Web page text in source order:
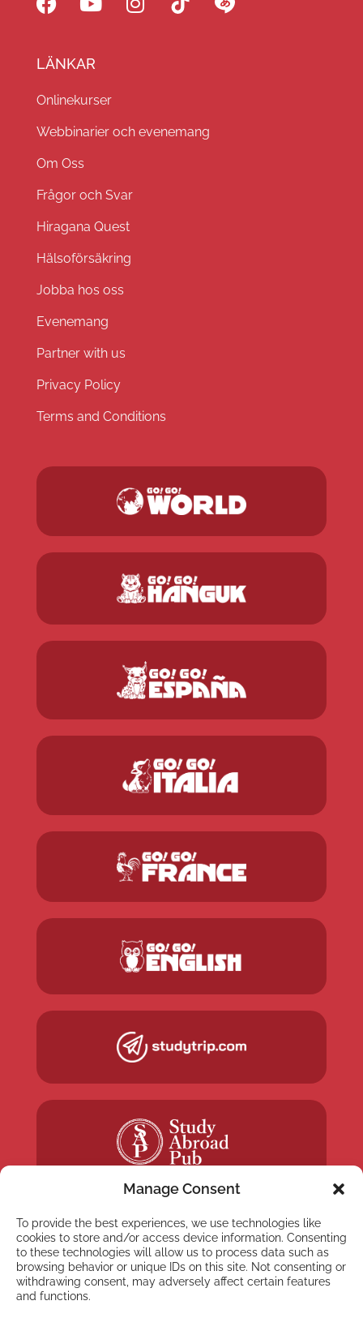
Manage Consent
To provide the best experiences, we use technologies like
cookies to store and/or access device information. Consenting
to these technologies will allow us to process data such as
browsing behavior or unique IDs on this site. Not consenting or
withdrawing consent, may adversely affect certain features
and functions.
LÄNKAR
Onlinekurser
Webbinarier och evenemang
Om Oss
Frågor och Svar
Hiragana Quest
Hälsoförsäkring
Jobba hos oss
Evenemang
Partner with us
Privacy Policy
Terms and Conditions
NYHETSBREV
Anmäl dig till vårt